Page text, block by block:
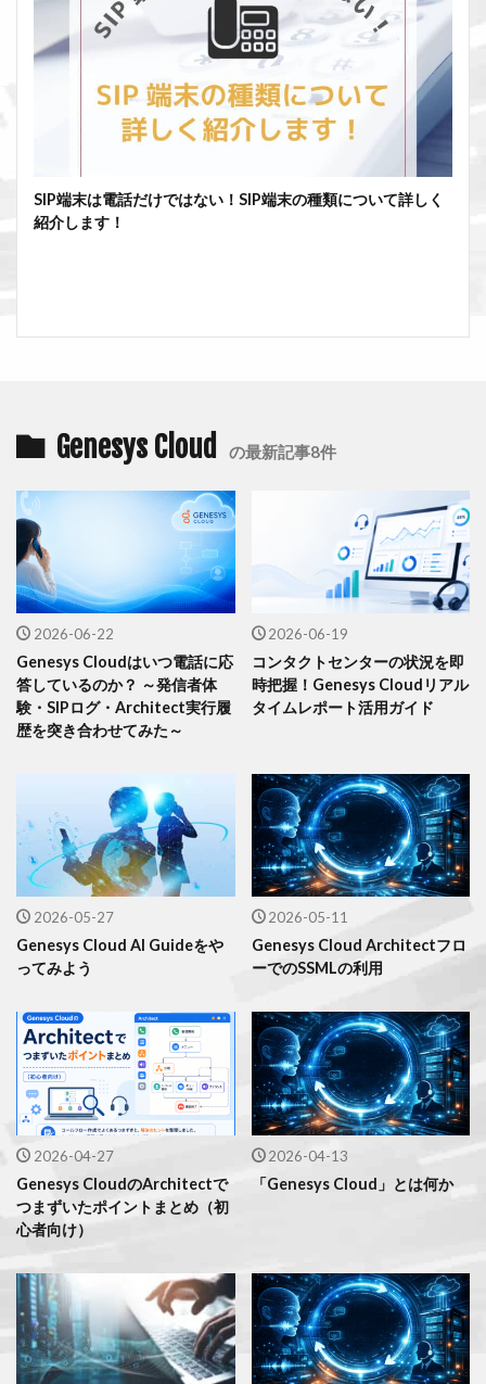
SIP端末は電話だけではない！SIP端末の種類について詳しく
紹介します！
Genesys Cloud の最新記事8件
2026-06-22
Genesys Cloudはいつ電話に応
答しているのか？ ～発信者体
験・SIPログ・Architect実行履
歴を突き合わせてみた～
2026-06-19
コンタクトセンターの状況を即
時把握！Genesys Cloudリアル
タイムレポート活用ガイド
2026-05-27
Genesys Cloud AI Guideをや
ってみよう
2026-05-11
Genesys Cloud Architectフロ
ーでのSSMLの利用
2026-04-27
Genesys CloudのArchitectで
つまずいたポイントまとめ（初
心者向け）
2026-04-13
「Genesys Cloud」とは何か